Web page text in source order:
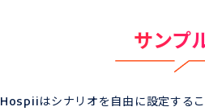
サンプ
Hospiiはシナリオを自由に設定する